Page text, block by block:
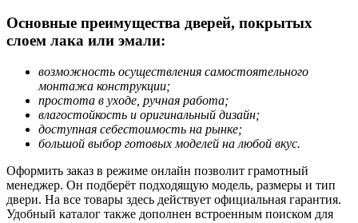
Основные преимущества дверей, покрытых
слоем лака или эмали:
возможность осуществления самостоятельного
монтажа конструкции;
простота в уходе, ручная работа;
влагостойкость и оригинальный дизайн;
доступная себестоимость на рынке;
большой выбор готовых моделей на любой вкус.
Оформить заказ в режиме онлайн позволит грамотный
менеджер. Он подберёт подходящую модель, размеры и тип
двери. На все товары здесь действует официальная гарантия.
Удобный каталог также дополнен встроенным поиском для